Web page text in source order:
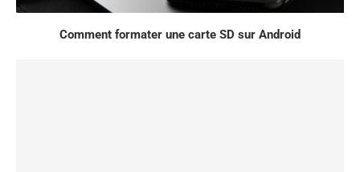
Comment formater une carte SD sur Android